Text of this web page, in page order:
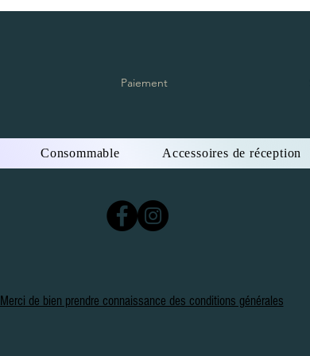
Consommable Accessoires de réception
Merci de bien prendre connaissance des conditions générales
Paiement